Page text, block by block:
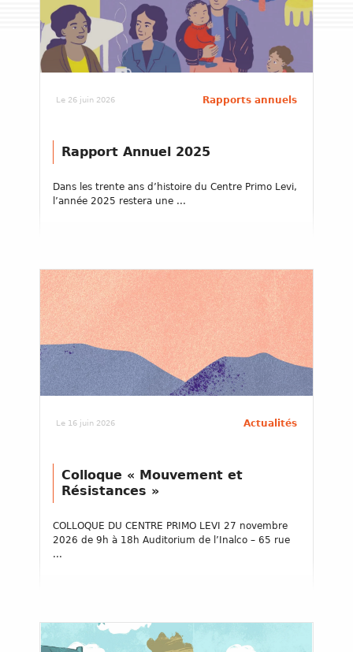
Le 26 juin 2026 Rapports annuels
Rapport Annuel 2025
Dans les trente ans d’histoire du Centre Primo Levi,
l’année 2025 restera une ...
Le 16 juin 2026 Actualités
Colloque « Mouvement et
Résistances »
COLLOQUE DU CENTRE PRIMO LEVI 27 novembre
2026 de 9h à 18h Auditorium de l’Inalco – 65 rue
...